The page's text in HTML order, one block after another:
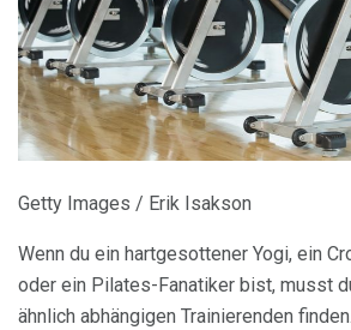
Getty Images / Erik Isakson
Wenn du ein hartgesottener Yogi, ein
oder ein Pilates-Fanatiker bist, musst
ähnlich abhängigen Trainierenden